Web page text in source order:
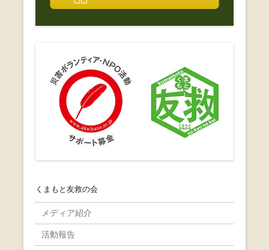
くまもと友救の会
メディア紹介
活動報告